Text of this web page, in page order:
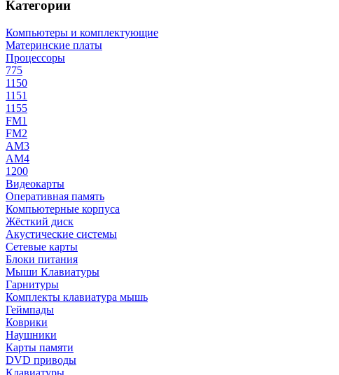
Категории
Компьютеры и комплектующие
Материнские платы
Процессоры
775
1150
1151
1155
FM1
FM2
AM3
AM4
1200
Видеокарты
Оперативная память
Компьютерные корпуса
Жёсткий диск
Акустические системы
Сетевые карты
Блоки питания
Мыши Клавиатуры
Гарнитуры
Комплекты клавиатура мышь
Геймпады
Коврики
Наушники
Карты памяти
DVD приводы